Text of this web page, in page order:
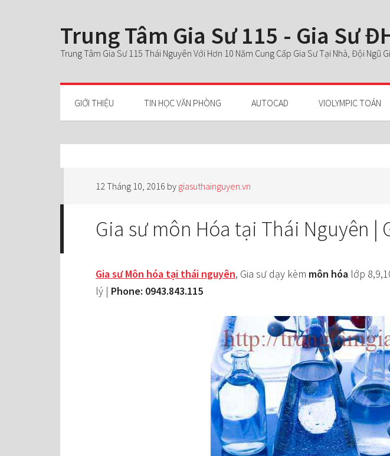
Trung Tâm Gia Sư 115 - Gia Sư
Trung Tâm Gia Sư 115 Thái Nguyên Với Hơn 10 Năm Cung Cấp Gia Sư Tại Nhà, Đội
GIỚI THIỆU TIN HỌC VĂN PHÒNG AUTOCAD VIOLYMPIC TOÁN
12 Tháng 10, 2016 by giasuthainguyen.vn
Gia sư môn Hóa tại Thái Nguyên |
Gia sư Môn hóa tại thái nguyên, Gia sư dạy kèm môn hóa lớp
lý | Phone: 0943.843.115